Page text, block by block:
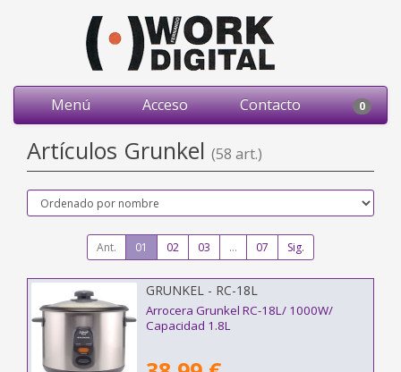
Menú Acceso Contacto 0
Artículos Grunkel (58 art.)
Ant. 01 02 03 ... 07 Sig.
GRUNKEL - RC-18L
Arrocera Grunkel RC-18L/ 1000W/
Capacidad 1.8L